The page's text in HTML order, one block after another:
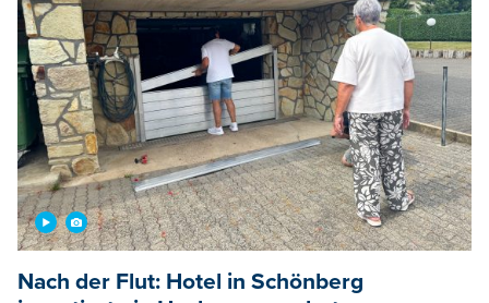
Nach der Flut: Hotel in Schönberg